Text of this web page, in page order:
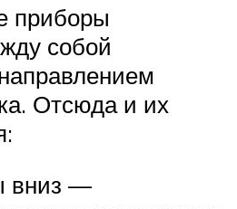
приборы
собой
Отсюда и их
вниз —